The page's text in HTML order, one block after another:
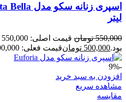
لیتر
550,000 تومان
بود.500,000 تومانقیمت فعلی: 500,000 تومان.
-9%
افزودن به سبد خرید
مشاهده سریع
مقایسه